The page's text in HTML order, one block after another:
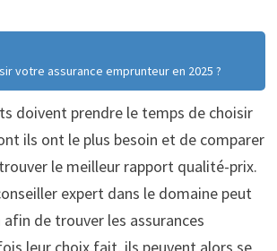
votre assurance emprunteur en 2025 ?
doivent prendre le temps de choisir
ils ont le plus besoin et de comparer
le meilleur rapport qualité-prix.
expert dans le domaine peut
de trouver les assurances